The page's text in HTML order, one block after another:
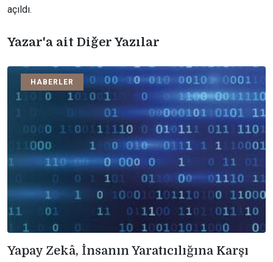
açıldı.
Yazar'a ait Diğer Yazılar
HABERLER
Yapay Zekâ, İnsanın Yaratıcılığına Karşı